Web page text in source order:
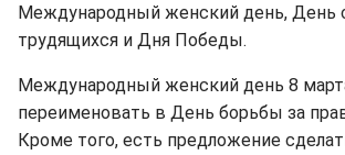
Международный женский день, День
трудящихся и Дня Победы.
Международный женский день 8
переименовать в День борьбы за
Кроме того, есть предложение